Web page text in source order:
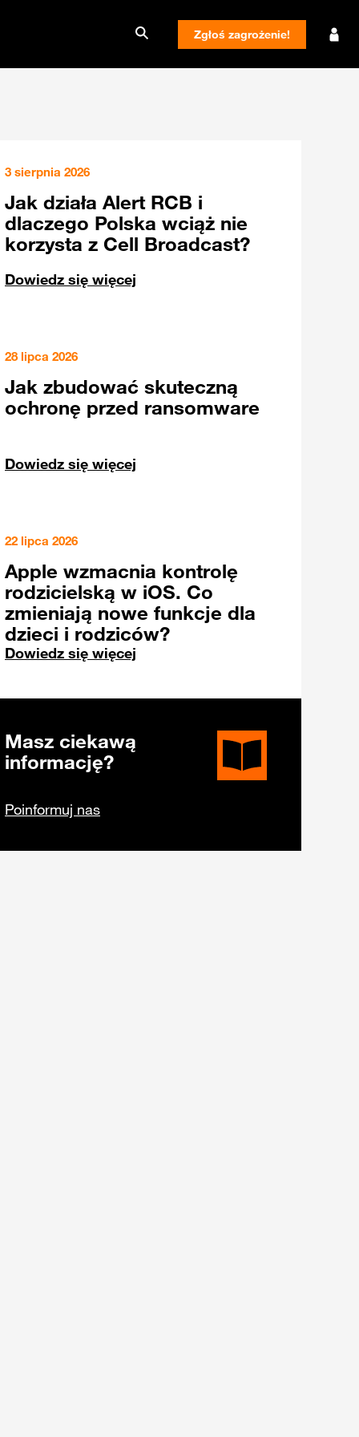
Zgłoś zagrożenie!
3 sierpnia 2026
Jak działa Alert RCB i
dlaczego Polska wciąż nie
korzysta z Cell Broadcast?
Dowiedz się więcej
28 lipca 2026
Jak zbudować skuteczną
ochronę przed ransomware
Dowiedz się więcej
22 lipca 2026
Apple wzmacnia kontrolę
rodzicielską w iOS. Co
zmieniają nowe funkcje dla
dzieci i rodziców?
Dowiedz się więcej
Masz ciekawą
informację?
Poinformuj nas